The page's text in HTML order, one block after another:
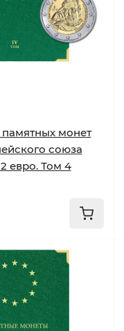
монет
союза
евро. Том 4